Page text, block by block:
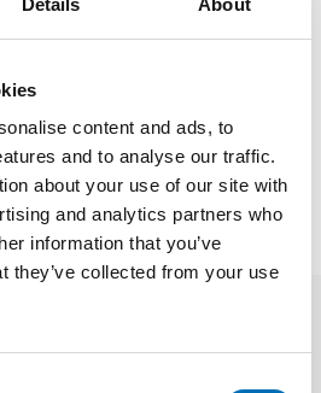
content and ads, to
and to analyse our traffic.
about your use of our site with
and analytics partners who
information that you’ve
they’ve collected from your use
news